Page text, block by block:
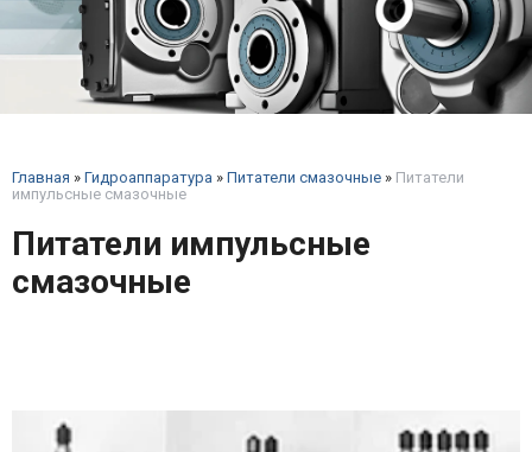
Главная » Гидроаппаратура » Питатели смазочные » Питатели
импульсные смазочные
Питатели импульсные
смазочные